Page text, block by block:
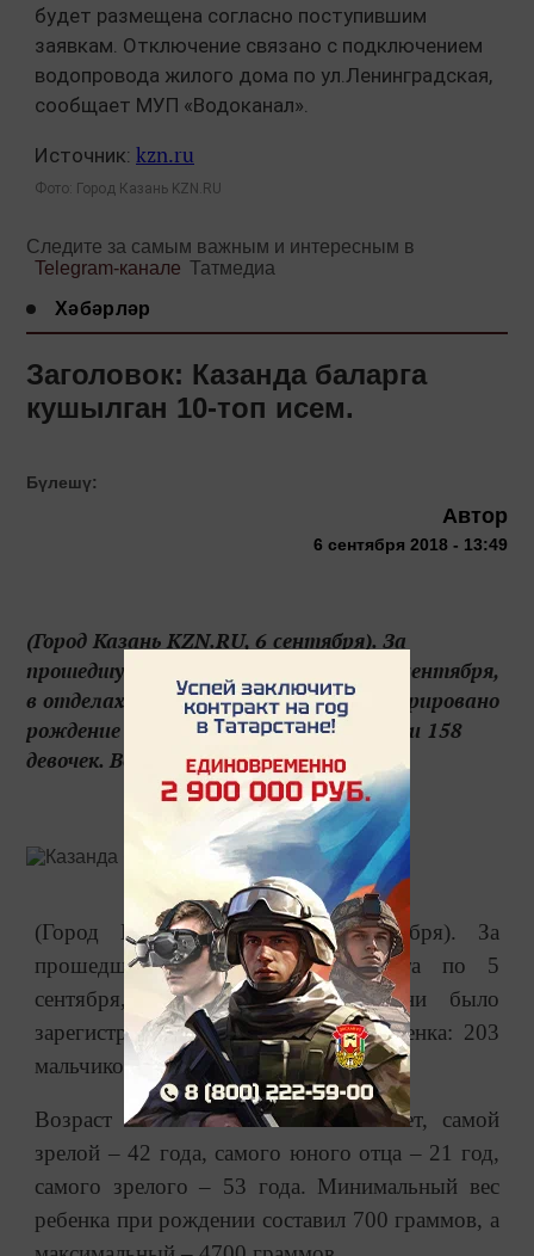
будет размещена согласно поступившим
заявкам. Отключение связано с подключением
водопровода жилого дома по ул.Ленинградская,
сообщает МУП «Водоканал».
Источник: kzn.ru
Фото: Город Казань KZN.RU
Следите за самым важным и интересным в
Telegram-канале Татмедиа
Хәбәрләр
Заголовок: Казанда баларга
кушылган 10-топ исем.
Бүлешү:
Автор
6 сентября 2018 - 13:49
(Город Казань KZN.RU, 6 сентября). За
прошедшую неделю, с 30 августа по 5 сентября,
в отделах ЗАГС Казани было зарегистрировано
рождение 361 ребенка: 203 мальчиков и 158
девочек. Возраст самой юной м...
(Город Казань KZN.RU, 6 сентября). За
прошедшую неделю, с 30 августа по 5
сентября, в отделах ЗАГС Казани было
зарегистрировано рождение 361 ребенка: 203
мальчиков и 158 девочек.
Возраст самой юной мамы – 19 лет, самой
зрелой – 42 года, самого юного отца – 21 год,
самого зрелого – 53 года. Минимальный вес
ребенка при рождении составил 700 граммов, а